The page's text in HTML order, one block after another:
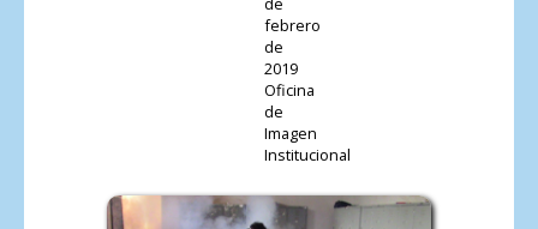
febrero
de
2019
Oficina
de
Imagen
Institucional